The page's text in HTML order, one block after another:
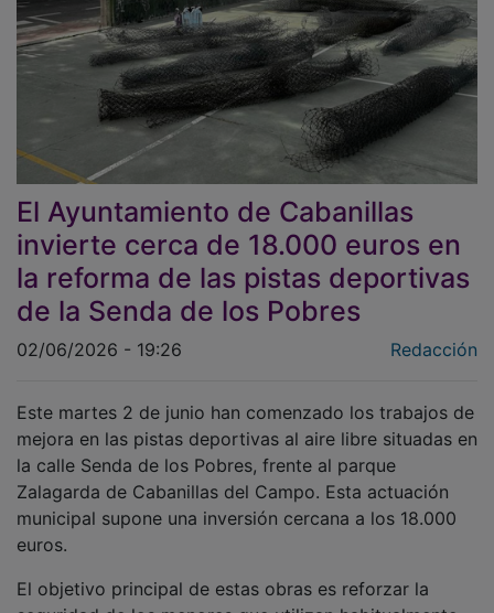
El Ayuntamiento de Cabanillas
invierte cerca de 18.000 euros en
la reforma de las pistas deportivas
de la Senda de los Pobres
mejora en las pistas deportivas al aire libre situadas en
la calle Senda de los Pobres, frente al parque
Zalagarda de Cabanillas del Campo. Esta actuación
municipal supone una inversión cercana a los 18.000
euros.
seguridad de los menores que utilizan habitualmente